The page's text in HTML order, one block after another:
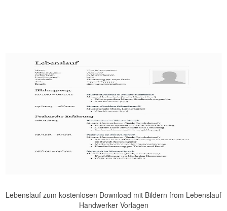
Lebenslauf zum kostenlosen Download mit Bildern from Lebenslauf
Handwerker Vorlagen